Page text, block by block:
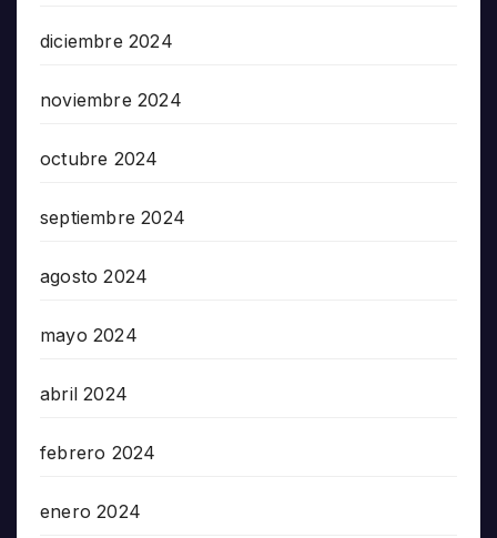
diciembre 2024
noviembre 2024
octubre 2024
septiembre 2024
agosto 2024
mayo 2024
abril 2024
febrero 2024
enero 2024